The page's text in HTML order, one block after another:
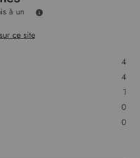
à un
ce site
4
4
1
0
0